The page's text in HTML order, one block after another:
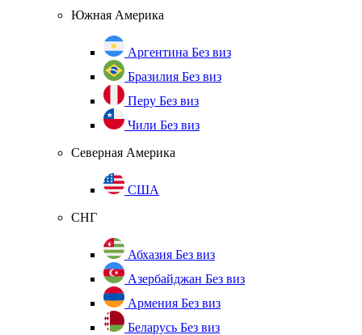
Южная Америка
Аргентина Без виз
Бразилия Без виз
Перу Без виз
Чили Без виз
Северная Америка
США
СНГ
Абхазия Без виз
Азербайджан Без виз
Армения Без виз
Беларусь Без виз